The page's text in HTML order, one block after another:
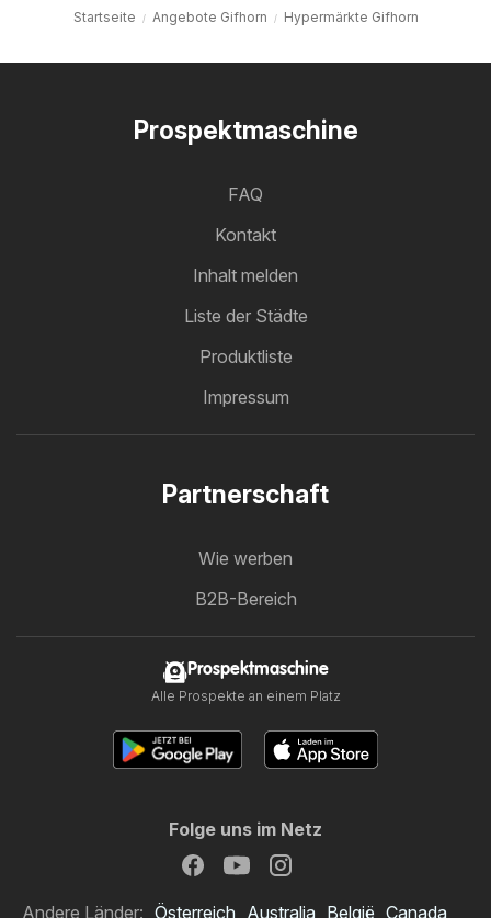
Startseite Angebote Gifhorn Hypermärkte Gifhorn
Prospektmaschine
FAQ
Kontakt
Inhalt melden
Liste der Städte
Produktliste
Impressum
Partnerschaft
Wie werben
B2B-Bereich
Prospektmaschine
Alle Prospekte an einem Platz
Folge uns im Netz
Andere Länder: Österreich Australia België Canada